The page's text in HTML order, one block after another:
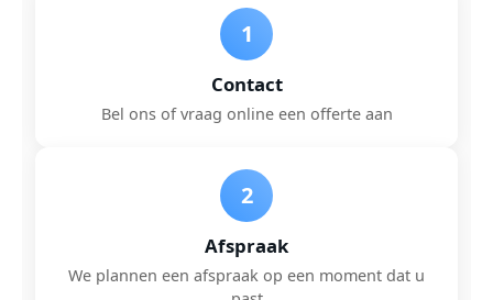
1
Contact
Bel ons of vraag online een offerte aan
2
Afspraak
We plannen een afspraak op een moment dat u